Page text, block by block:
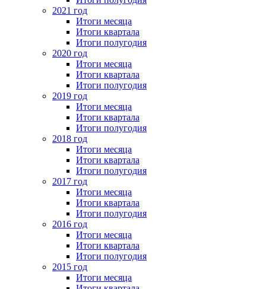
2021 год
Итоги месяца
Итоги квартала
Итоги полугодия
2020 год
Итоги месяца
Итоги квартала
Итоги полугодия
2019 год
Итоги месяца
Итоги квартала
Итоги полугодия
2018 год
Итоги месяца
Итоги квартала
Итоги полугодия
2017 год
Итоги месяца
Итоги квартала
Итоги полугодия
2016 год
Итоги месяца
Итоги квартала
Итоги полугодия
2015 год
Итоги месяца